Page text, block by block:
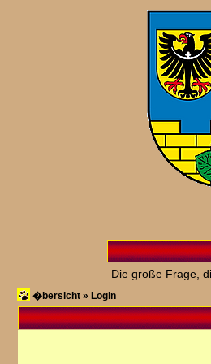
Die große Frage,
�bersicht » Login